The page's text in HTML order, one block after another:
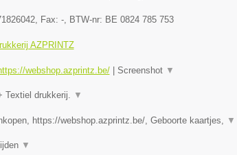
, Fax: -, BTW-nr: BE 0824 785 753
AZPRINTZ
webshop.azprintz.be/| Screenshot ▼
Textiel drukkerij. ▼
https://webshop.azprintz.be/, Geboorte kaartjes, ▼
▼